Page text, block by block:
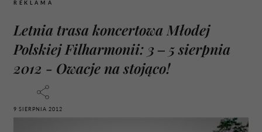
REKLAMA
Letnia trasa koncertowa Młodej
Polskiej Filharmonii: 3 – 5 sierpnia
2012 - Owacje na stojąco!
9 SIERPNIA 2012